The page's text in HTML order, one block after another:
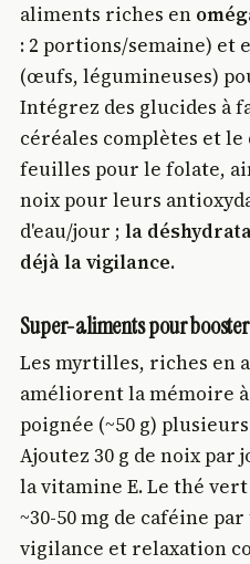
aliments riches en
: 2 portions/semaine) et
(œufs, légumineuses)
Intégrez des glucides à
céréales complètes et le
feuilles pour le folate,
noix pour leurs
d'eau/jour ;la
déjà la vigilance.
Super-aliments pour
Les myrtilles, riches en
améliorent la mémoire
poignée (~50 g)
Ajoutez 30 g de noix par
la vitamine E. Le thé
~30-50 mg de caféine
vigilance et relaxation